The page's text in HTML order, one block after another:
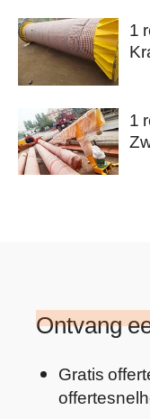
1
1
Ontvang
Gratis